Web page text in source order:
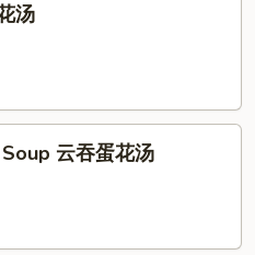
汤
云吞蛋花汤